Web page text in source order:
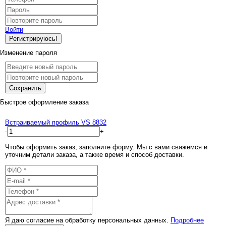
Войти
Регистрируюсь!
Изменение пароля
Сохранить
Быстрое оформление заказа
Встраиваемый профиль VS 8832
-
+
Чтобы оформить заказ, заполните форму. Мы с вами свяжемся и
уточним детали заказа, а также время и способ доставки.
Я даю согласие на обработку персональных данных. Подробнее